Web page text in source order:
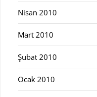
Nisan 2010
Mart 2010
Şubat 2010
Ocak 2010